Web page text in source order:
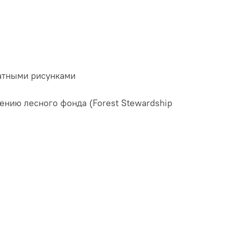
рисунками
лесного фонда (Forest Stewardship